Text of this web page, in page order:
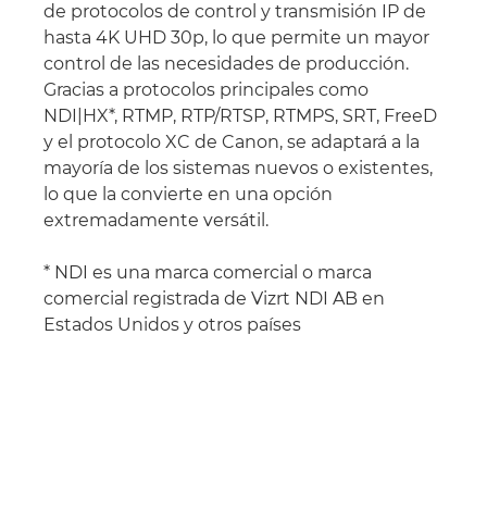
de protocolos de control y transmisión IP de
hasta 4K UHD 30p, lo que permite un mayor
control de las necesidades de producción.
Gracias a protocolos principales como
NDI|HX*, RTMP, RTP/RTSP, RTMPS, SRT, FreeD
y el protocolo XC de Canon, se adaptará a la
mayoría de los sistemas nuevos o existentes,
lo que la convierte en una opción
extremadamente versátil.
* NDI es una marca comercial o marca
comercial registrada de Vizrt NDI AB en
Estados Unidos y otros países